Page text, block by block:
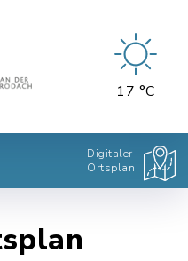
17 °C
Digitaler
Ortsplan